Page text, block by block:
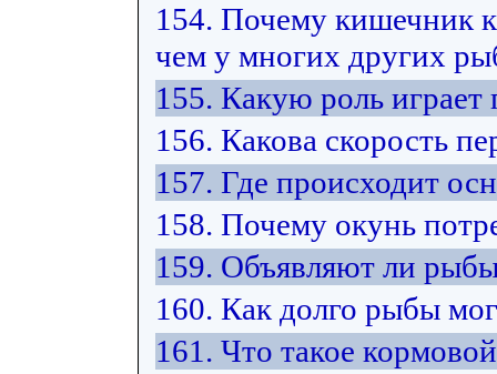
154. Почему кишечник
чем у многих других
155. Какую роль играет
156. Какова скорость
157. Где происходит
158. Почему окунь
159. Объявляют ли
160. Как долго рыбы
161. Что такое